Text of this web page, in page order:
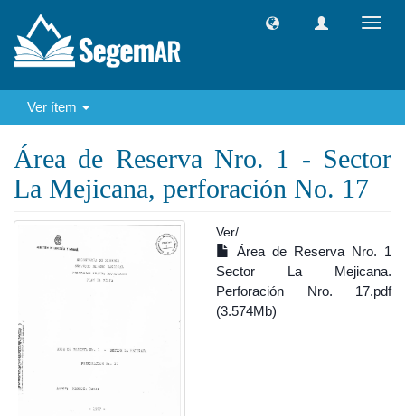
Ver ítem
Área de Reserva Nro. 1 - Sector
La Mejicana, perforación No. 17
Ver/
Área de Reserva Nro. 1
Sector La Mejicana.
Perforación Nro. 17.pdf
(3.574Mb)